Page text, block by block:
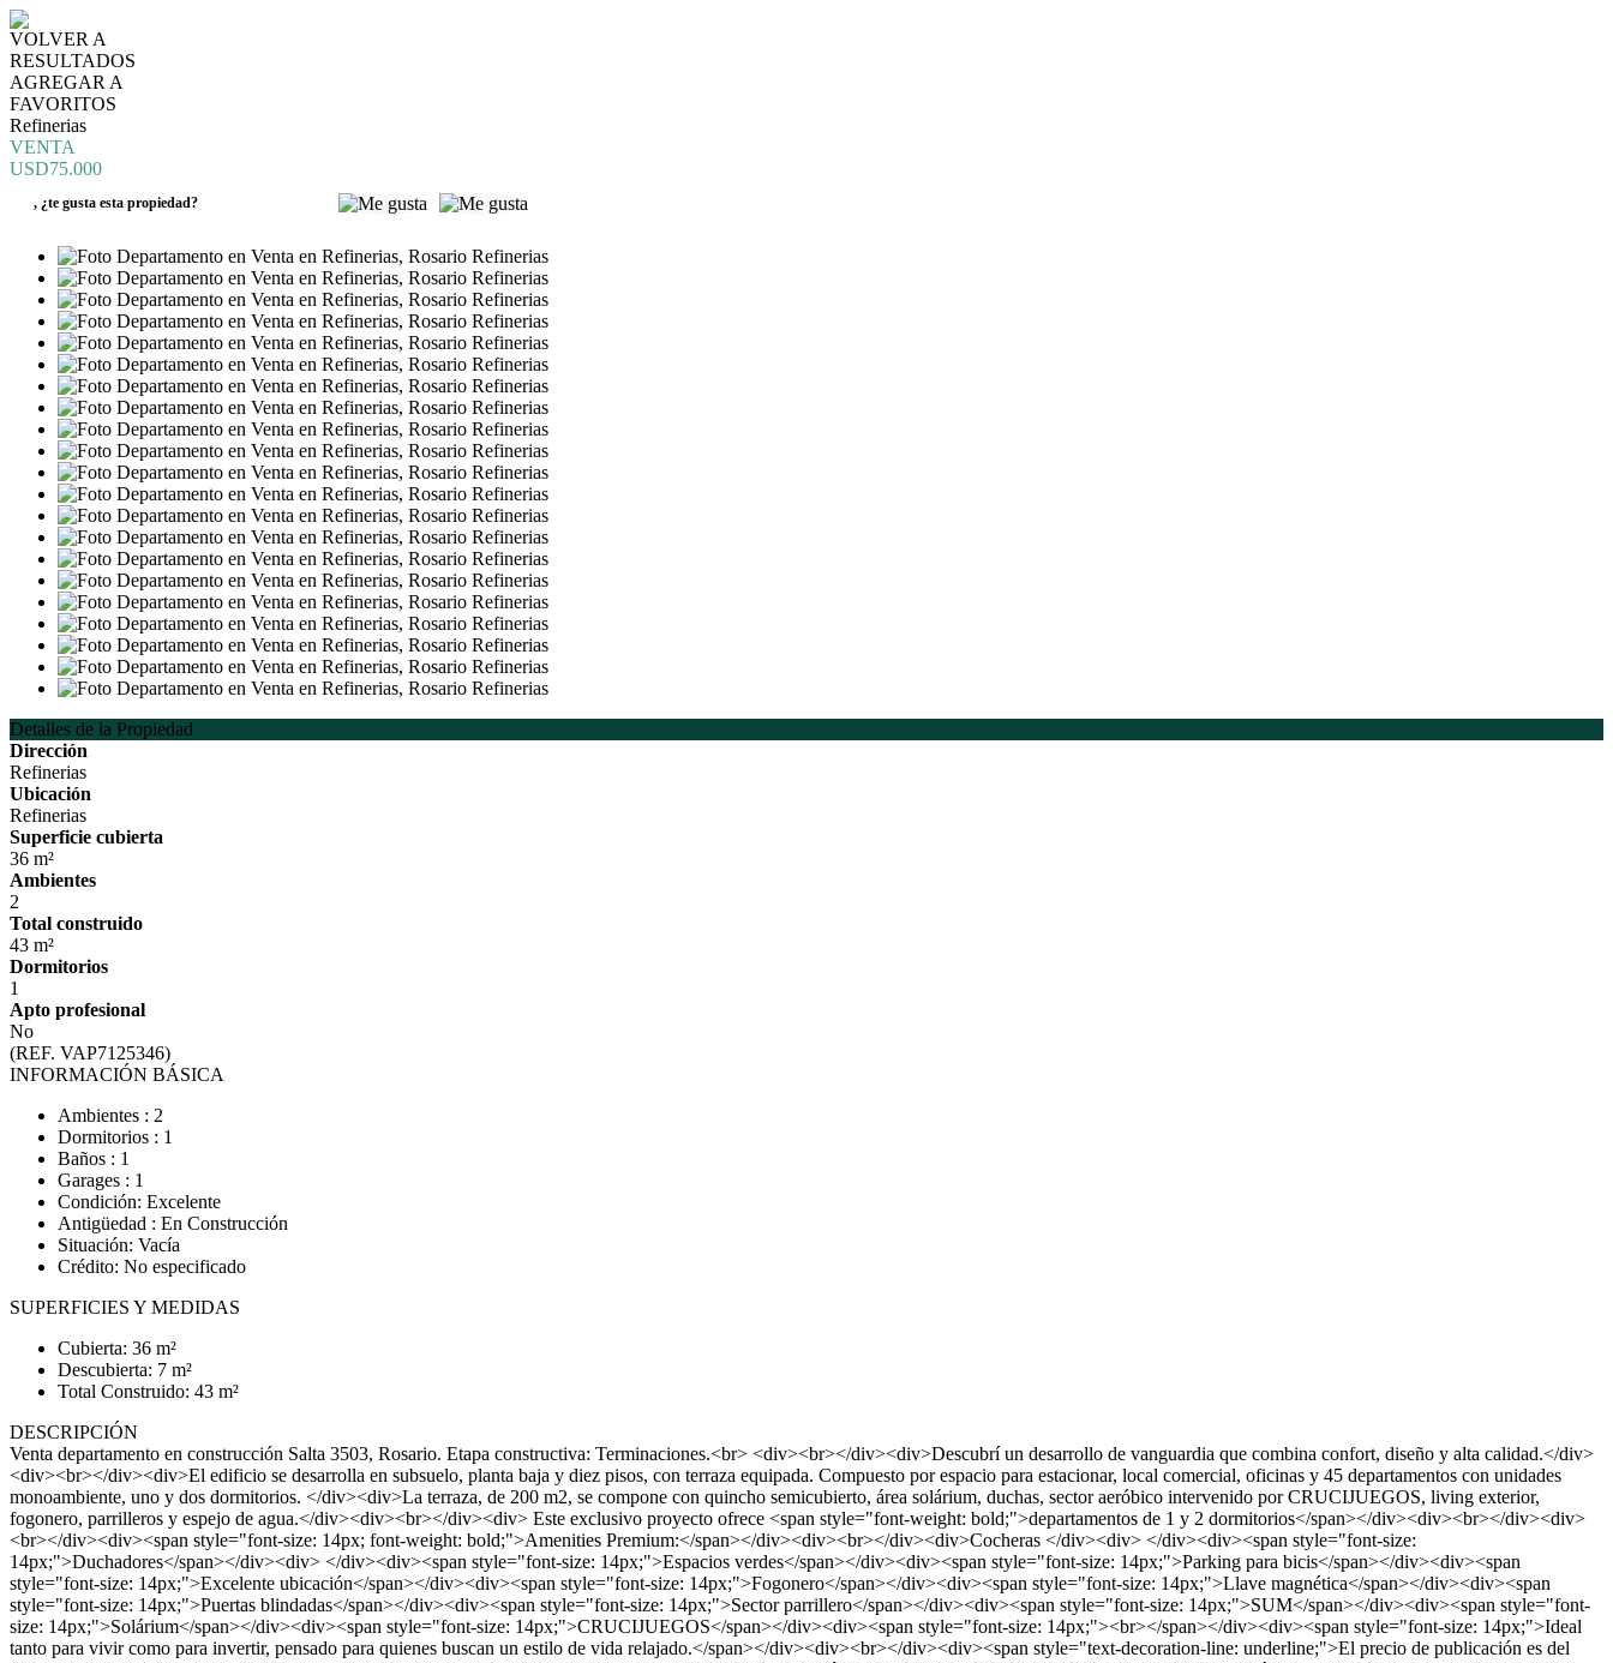
VOLVER A
RESULTADOS
AGREGAR A
FAVORITOS
Refinerias
VENTA
USD75.000
, ¿te gusta esta propiedad?
Detalles de la Propiedad
Dirección
Refinerias
Ubicación
Refinerias
Superficie cubierta
36 m²
Ambientes
2
Total construido
43 m²
Dormitorios
1
Apto profesional
No
(REF. VAP7125346)
INFORMACIÓN BÁSICA
Ambientes : 2
Dormitorios : 1
Baños : 1
Garages : 1
Condición: Excelente
Antigüedad : En Construcción
Situación: Vacía
Crédito: No especificado
SUPERFICIES Y MEDIDAS
Cubierta: 36 m²
Descubierta: 7 m²
Total Construido: 43 m²
DESCRIPCIÓN
Venta departamento en construcción Salta 3503, Rosario. Etapa constructiva: Terminaciones.<br> <div><br></div><div>Descubrí un desarrollo de vanguardia que combina confort, diseño y alta calidad.</div>
<div><br></div><div>El edificio se desarrolla en subsuelo, planta baja y diez pisos, con terraza equipada. Compuesto por espacio para estacionar, local comercial, oficinas y 45 departamentos con unidades
monoambiente, uno y dos dormitorios. </div><div>La terraza, de 200 m2, se compone con quincho semicubierto, área solárium, duchas, sector aeróbico intervenido por CRUCIJUEGOS, living exterior,
fogonero, parrilleros y espejo de agua.</div><div><br></div><div> Este exclusivo proyecto ofrece <span style="font-weight: bold;">departamentos de 1 y 2 dormitorios</span></div><div><br></div><div>
<br></div><div><span style="font-size: 14px; font-weight: bold;">Amenities Premium:</span></div><div><br></div><div>Cocheras </div><div> </div><div><span style="font-size:
14px;">Duchadores</span></div><div> </div><div><span style="font-size: 14px;">Espacios verdes</span></div><div><span style="font-size: 14px;">Parking para bicis</span></div><div><span
style="font-size: 14px;">Excelente ubicación</span></div><div><span style="font-size: 14px;">Fogonero</span></div><div><span style="font-size: 14px;">Llave magnética</span></div><div><span
style="font-size: 14px;">Puertas blindadas</span></div><div><span style="font-size: 14px;">Sector parrillero</span></div><div><span style="font-size: 14px;">SUM</span></div><div><span style="font-
size: 14px;">Solárium</span></div><div><span style="font-size: 14px;">CRUCIJUEGOS</span></div><div><span style="font-size: 14px;"><br></span></div><div><span style="font-size: 14px;">Ideal
tanto para vivir como para invertir, pensado para quienes buscan un estilo de vida relajado.</span></div><div><br></div><div><span style="text-decoration-line: underline;">El precio de publicación es del